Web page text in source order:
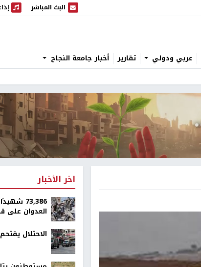
البث المباشر
البث المباشر إذاعة
عربي ودولي تقارير أخبار جامعة النجاح
اخر الأخبار
العدوان على
الاحتلال